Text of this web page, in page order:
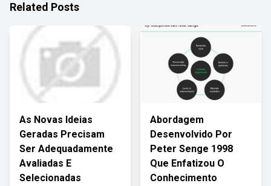
Related Posts
As Novas Ideias
Geradas Precisam
Ser Adequadamente
Avaliadas E
Selecionadas
Abordagem
Desenvolvido Por
Peter Senge 1998
Que Enfatizou O
Conhecimento